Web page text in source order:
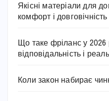
Якісні матеріали для
комфорт і довговічність
Що таке фріланс у 2026
відповідальність і
Коли закон набирає